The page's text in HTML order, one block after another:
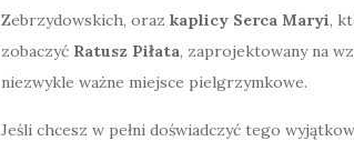
Zebrzydowskich, oraz kaplicy Serca Maryi,
zobaczyć Ratusz Piłata, zaprojektowany na
niezwykle ważne miejsce pielgrzymkowe.
Jeśli chcesz w pełni doświadczyć tego